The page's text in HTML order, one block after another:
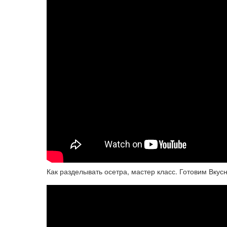
Как разделывать осетра, мастер класс. Готовим